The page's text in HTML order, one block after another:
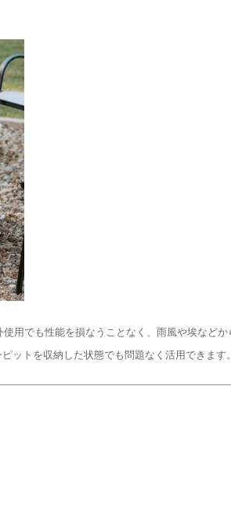
用でも性能を損なうことなく、雨風や埃など
ットを収納した状態でも問題なく活用できます。